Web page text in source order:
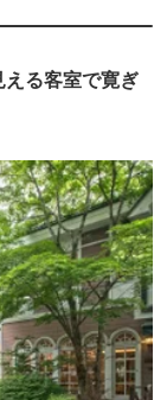
る客室で寛ぎ